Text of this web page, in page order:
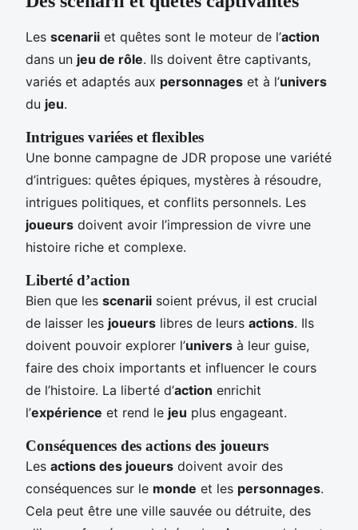
Les scenarii et quêtes sont le moteur de l’action
dans un jeu de rôle. Ils doivent être captivants,
variés et adaptés aux personnages et à l’univers
du jeu.
Intrigues variées et flexibles
Une bonne campagne de JDR propose une variété
d’intrigues: quêtes épiques, mystères à résoudre,
intrigues politiques, et conflits personnels. Les
joueurs doivent avoir l’impression de vivre une
histoire riche et complexe.
Liberté d’action
Bien que les scenarii soient prévus, il est crucial
de laisser les joueurs libres de leurs actions. Ils
doivent pouvoir explorer l’univers à leur guise,
faire des choix importants et influencer le cours
de l’histoire. La liberté d’action enrichit
l’expérience et rend le jeu plus engageant.
Conséquences des actions des joueurs
Les actions des joueurs doivent avoir des
conséquences sur le monde et les personnages.
Cela peut être une ville sauvée ou détruite, des